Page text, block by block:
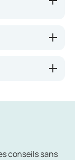
conseils sans